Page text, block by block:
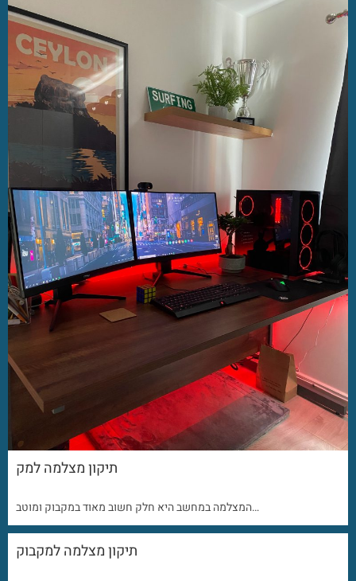
תיקון מצלמה למק
המצלמה במחשב היא חלק חשוב מאוד במקבוק ומוטב…
תיקון מצלמה למקבוק